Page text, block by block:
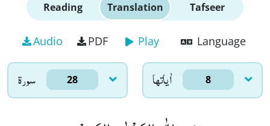
Reading Translation Tafseer
Audio PDF Play Language
سورۃ 28 اٰياتها 8